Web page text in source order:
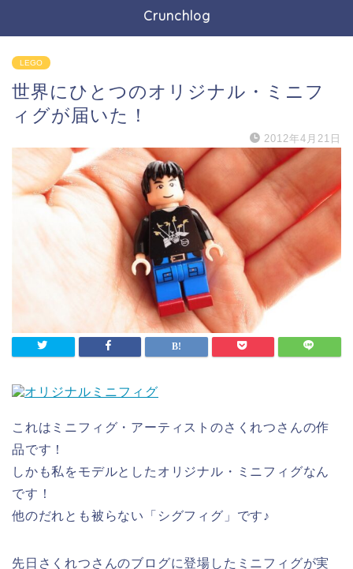
Crunchlog
LEGO
世界にひとつのオリジナル・ミニフ
ィグが届いた！
2012年4月21日
これはミニフィグ・アーティストのさくれつさんの作
品です！
しかも私をモデルとしたオリジナル・ミニフィグなん
です！
他のだれとも被らない「シグフィグ」です♪
先日さくれつさんのブログに登場したミニフィグが実